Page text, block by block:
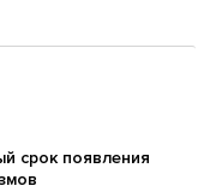
срок появления